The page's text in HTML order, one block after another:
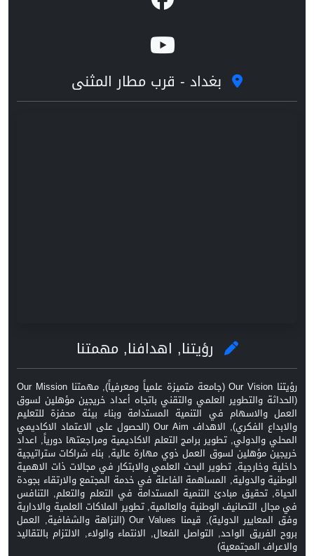
بغداد - قرب مطار المثنى
رؤيتنا, اهدافنا, مهمتنا
رؤيتنا Our Vision (جامعة متميزة علمياً ومعرفياً), مهمتنا Our Mission
(الحداثة والتطوير العلمي والتقني باتجاه أعداد خريجين مؤهلين لسوق
العمل والاسهام في التنمية المستدامة وبناء بيئة محفزة للتعليم
والابداع الفكري), الاهداف Our Aim (الحصول على الاعتماد الاكاديمي
المحلي والدولي, تطوير برامج التعلم الاكاديمية ومراجعتها دورياً, اعداد
خريجين مؤهلين لسوق العمل ذوي مهارة عالية, بناء شراكات ستراتيجية
داخلية وخارجية, تطوير البحث العلمي والابتكار في مجالات ذات الاهمية
الوطنية والدولية, المساهمة الفاعلة في خدمة المجتمع والارتقاء بجودة
الحياة, تحقيق مبادئ التنمية المستدامة في التعلم والتعلم, التنافس
في مجال التصانيف الوطنية والعالمية, تطوير الملاكات العلمية والادارية
وفق المعايير الدولية), قيمنا Our Values (النزاهة والشفافية, العمل
بروح الفريق الواحد, التواصل الفعال, الانتماء والولاء, الالتزام بالتقاليد
والاعراف المجتمعية)